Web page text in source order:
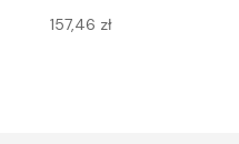
157,46 zł